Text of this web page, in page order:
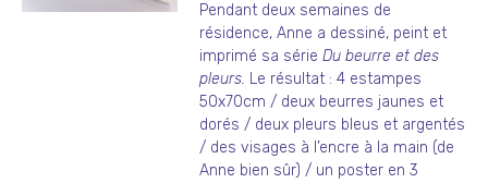
Pendant deux semaines de
résidence, Anne a dessiné, peint et
imprimé sa sérieDu beurre et des
pleurs. Le résultat : 4 estampes
50x70cm / deux beurres jaunes et
dorés / deux pleurs bleus et argentés
/ des visages à l’encre à la main (de
Anne bien sûr) / un poster en 3